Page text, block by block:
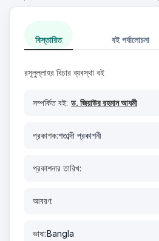
বিস্তারিত বই পর্যালোচনা
রসূলুল্লাহর বিচার ব্যবস্থা বই
সম্পর্কিত বই: ড. জিয়াউর রহমান আযমী
প্রকাশক:শতাব্দী প্রকাশনী
প্রকাশনার তারিখ:
আবরণ:
ভাষা:Bangla